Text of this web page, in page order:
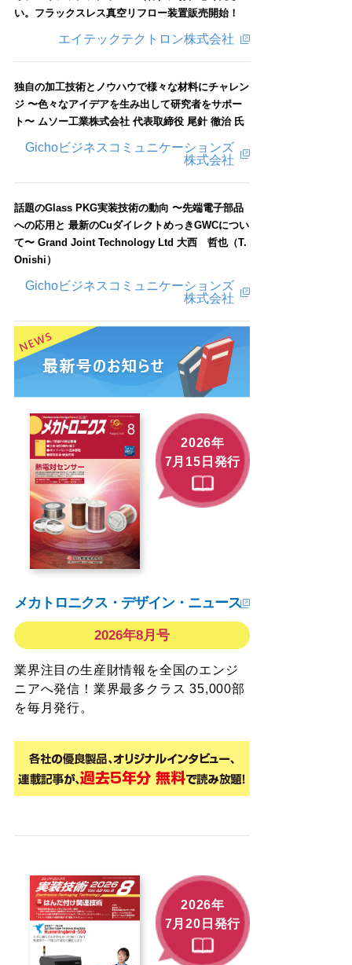
い。フラックスレス真空リフロー装置販売開始！
エイテックテクトロン株式会社
独自の加工技術とノウハウで様々な材料にチャレン
ジ 〜色々なアイデアを生み出して研究者をサポー
ト〜 ムソー工業株式会社 代表取締役 尾針 徹治 氏
Gichoビジネスコミュニケーションズ
株式会社
話題のGlass PKG実装技術の動向 〜先端電子部品
への応用と 最新のCuダイレクトめっきGWCについ
て〜 Grand Joint Technology Ltd 大西 哲也（T.
Onishi）
Gichoビジネスコミュニケーションズ
株式会社
2026年
7月15日発行
メカトロニクス・デザイン・ニュース
2026年8月号
業界注目の生産財情報を全国のエンジ
ニアへ発信！業界最多クラス 35,000部
を毎月発行。
2026年
7月20日発行